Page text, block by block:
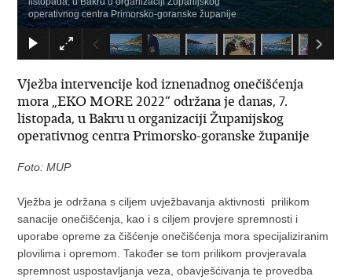
operativnog centra Primorsko-goranske županije
Vježba intervencije kod iznenadnog onečišćenja
mora „EKO MORE 2022“ održana je danas, 7.
listopada, u Bakru u organizaciji Županijskog
operativnog centra Primorsko-goranske županije
Foto: MUP
Vježba je održana s ciljem uvježbavanja aktivnosti prilikom
sanacije onečišćenja, kao i s ciljem provjere spremnosti i
uporabe opreme za čišćenje onečišćenja mora specijaliziranim
plovilima i opremom. Također se tom prilikom provjeravala
spremnost uspostavljanja veza, obavješćivanja te provedba